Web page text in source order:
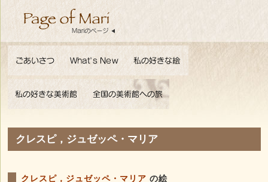
クレスピ，ジュゼッペ・マリア
クレスピ，ジュゼッペ・マリア の絵